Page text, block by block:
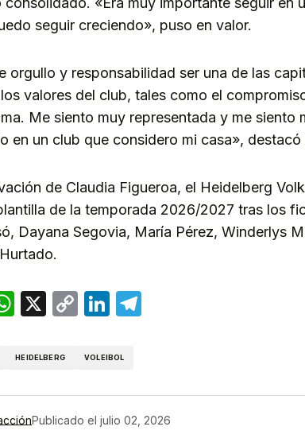
seguir creciendo», puso en valor.
orgullo y responsabilidad ser una de las
valores del club, tales como el
Me siento muy representada y me siento
en un club que considero mi casa», destacó
de Claudia Figueroa, el Heidelberg
de la temporada 2026/2027 tras los
Dayana Segovia, María Pérez, Winderlys
WhatsApp
X
CopyLinkedIn
HEIDELBERG VOLEIBOL
Publicado el julio 02, 2026